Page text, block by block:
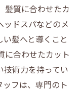
髪質に合わせたカ
ッドスパなどのメ
髪へと導くこと
に合わせたカット
技術力を持ってい
フは、専門のト